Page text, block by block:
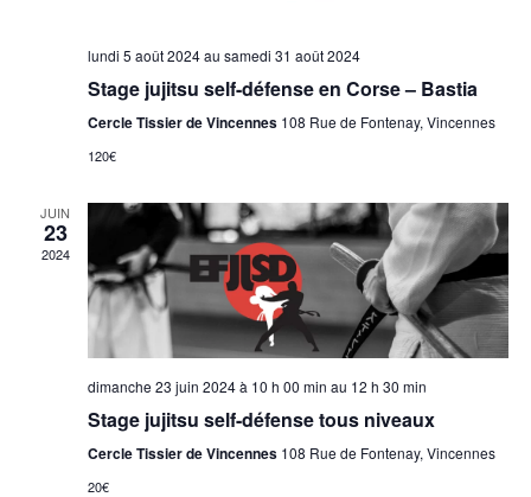
lundi 5 août 2024au samedi 31 août 2024
Stage jujitsu self-défense en Corse – Bastia
Cercle Tissier de Vincennes 108 Rue de Fontenay, Vincennes
120€
JUIN
23
2024
dimanche 23 juin 2024 à 10 h 00 min au 12 h 30 min
Stage jujitsu self-défense tous niveaux
Cercle Tissier de Vincennes 108 Rue de Fontenay, Vincennes
20€